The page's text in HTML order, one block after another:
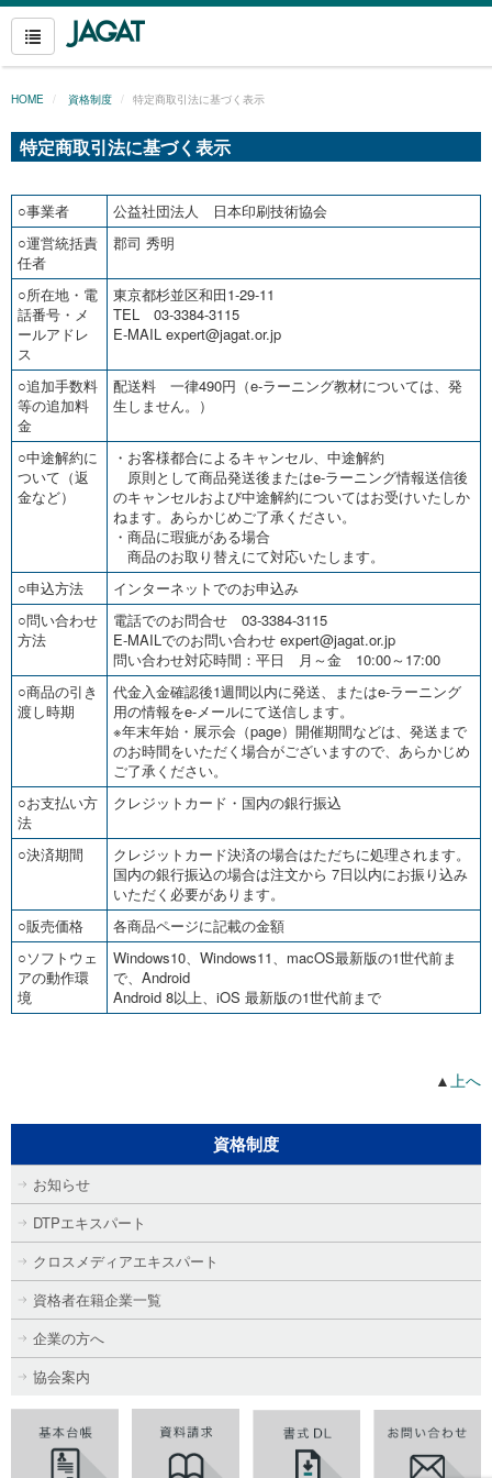
HOME 資格制度 特定商取引法に基づく表示
特定商取引法に基づく表示
○事業者
公益社団法人 日本印刷技術協会
○運営統括責
任者
郡司 秀明
○所在地・電
話番号・メ
ールアドレ
ス
東京都杉並区和田1-29-11
TEL 03-3384-3115
E-MAIL expert@jagat.or.jp
○追加手数料
等の追加料
金
配送料 一律490円（e-ラーニング教材については、発
生しません。）
○中途解約に
ついて（返
金など）
・お客様都合によるキャンセル、中途解約
原則として商品発送後またはe-ラーニング情報送信後
のキャンセルおよび中途解約についてはお受けいたしか
ねます。あらかじめご了承ください。
・商品に瑕疵がある場合
商品のお取り替えにて対応いたします。
○申込方法
インターネットでのお申込み
○問い合わせ
方法
電話でのお問合せ 03-3384-3115
E-MAILでのお問い合わせ expert@jagat.or.jp
問い合わせ対応時間：平日 月～金 10:00～17:00
○商品の引き
渡し時期
代金入金確認後1週間以内に発送、またはe-ラーニング
用の情報をe-メールにて送信します。
※年末年始・展示会（page）開催期間などは、発送まで
のお時間をいただく場合がございますので、あらかじめ
ご了承ください。
○お支払い方
法
クレジットカード・国内の銀行振込
○決済期間
クレジットカード決済の場合はただちに処理されます。
国内の銀行振込の場合は注文から 7日以内にお振り込み
いただく必要があります。
○販売価格
各商品ページに記載の金額
○ソフトウェ
アの動作環
境
Windows10、Windows11、macOS最新版の1世代前ま
で、Android
Android 8以上、iOS 最新版の1世代前まで
▲上へ
資格制度
お知らせ
DTPエキスパート
クロスメディアエキスパート
資格者在籍企業一覧
企業の方へ
協会案内